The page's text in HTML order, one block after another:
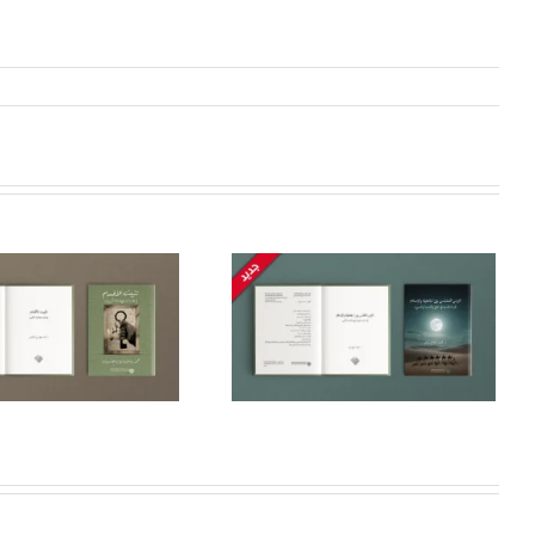
Masa Jahiliyah Dan
Islam: Pembacaan
Antropologi Dalam
Atmosfer Haji, Umrah